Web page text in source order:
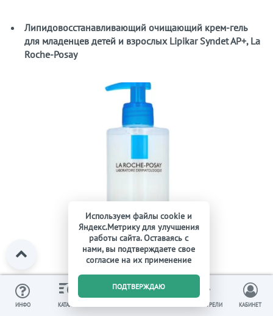
Липидовосстанавливающий очищающий крем-гель
для младенцев детей и взрослых Lipikar Syndet AP+, La
Roche-Posay
ИНФО КАТАЛОГ
0
ВЫ СМОТРЕЛИ КАБИНЕТ
Используем файлы cookie и
Яндекс.Метрику для улучшения
работы сайта. Оставаясь с
нами, вы подтверждаете свое
согласие на их применение
ПОДТВЕРЖДАЮ